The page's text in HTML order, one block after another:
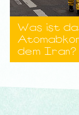
Was ist
dem Iran?